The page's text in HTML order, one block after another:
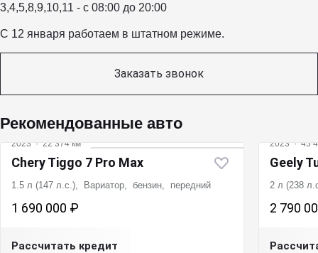
3,4,5,8,9,10,11 - с 08:00 до 20:00
С 12 января работаем в штатном режиме.
Заказать звонок
Рекомендованные авто
2023 · 22 374 км
Chery Tiggo 7 Pro Max
1.5 л (147 л.с.), Вариатор, бензин, передний
1 690 000 ₽
Рассчитать кредит
2023 · 45
Geely
2 л (238
2 790